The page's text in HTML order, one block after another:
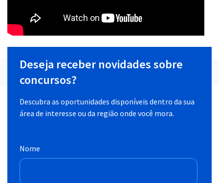
Deseja receber novidades sobre
concursos?
Descubra as oportunidades disponíveis dentro da sua
área de interesse ou da região onde você mora.
Nome